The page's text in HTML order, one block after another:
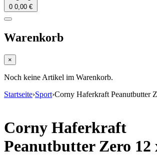
0 0,00 €
Warenkorb
×
Noch keine Artikel im Warenkorb.
Startseite›Sport›Corny Haferkraft Peanutbutter
Corny Haferkraft
Peanutbutter Zero 12